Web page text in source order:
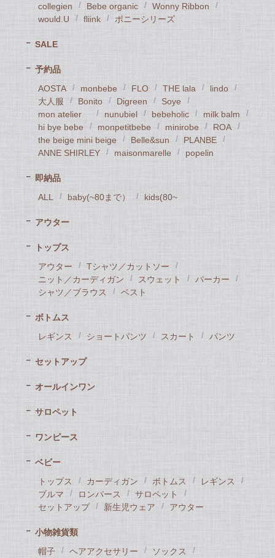
collegien
Bebe organic
Wonny Ribbon
would.U
fliink ポニーシリーズ
SALE
予約品
AOSTA
monbebe FLO THE lala
lindo
大人服
Bonito Digreen
Soye
mon atelier
nunubiel bebeholic
milk balm
hi bye bebe
monpetitbebe minirobe
ROA
the beige mini beige
Belle&sun
PLANBE
ANNE SHIRLEY
maisonmarelle popelin
即納品
ALL
baby(~80まで） kids(80~
アウター
トップス
アウター
Tシャツ／カットソー
ニット／カーディガン
スウェット
パーカー
シャツ／ブラウス
ベスト
ボトムス
レギンス
ショートパンツ スカート パンツ
セットアップ
オールインワン
サロペット
ワンピース
ベビー
トップス
カーディガン ボトムス
レギンス
ブルマ
ロンパース
サロペット
セットアップ
新生児ウェア アウター
小物雑貨類
帽子
ヘアアクセサリー
ソックス